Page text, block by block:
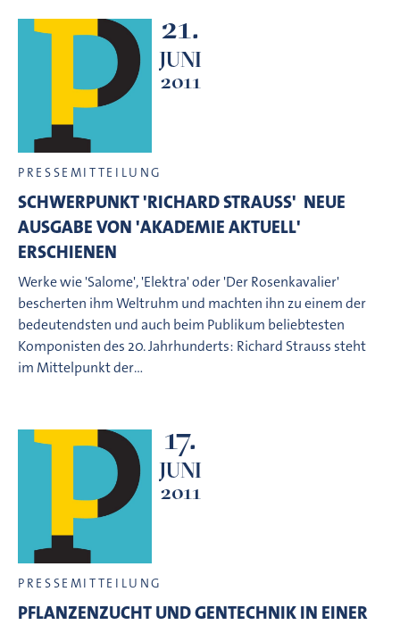
21.
JUNI
2011
PRESSEMITTEILUNG
SCHWERPUNKT 'RICHARD STRAUSS'  NEUE
AUSGABE VON 'AKADEMIE AKTUELL'
ERSCHIENEN
Werke wie 'Salome', 'Elektra' oder 'Der Rosenkavalier'
bescherten ihm Weltruhm und machten ihn zu einem der
bedeutendsten und auch beim Publikum beliebtesten
Komponisten des 20. Jahrhunderts: Richard Strauss steht
im Mittelpunkt der…
17.
JUNI
2011
PRESSEMITTEILUNG
PFLANZENZUCHT UND GENTECHNIK IN EINER